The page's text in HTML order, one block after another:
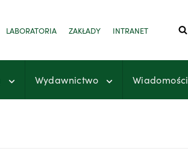
LABORATORIA ZAKŁADY INTRANET
Wydawnictwo Wiadomości